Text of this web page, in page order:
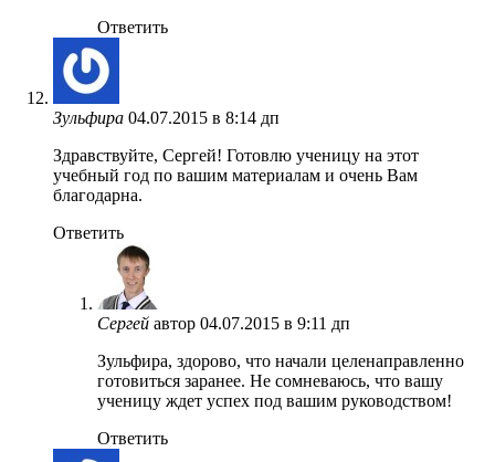
Ответить
Зульфира 04.07.2015 в 8:14 дп
Здравствуйте, Сергей! Готовлю ученицу на этот
учебный год по вашим материалам и очень Вам
благодарна.
Ответить
Сергей автор 04.07.2015 в 9:11 дп
Зульфира, здорово, что начали целенаправленно
готовиться заранее. Не сомневаюсь, что вашу
ученицу ждет успех под вашим руководством!
Ответить